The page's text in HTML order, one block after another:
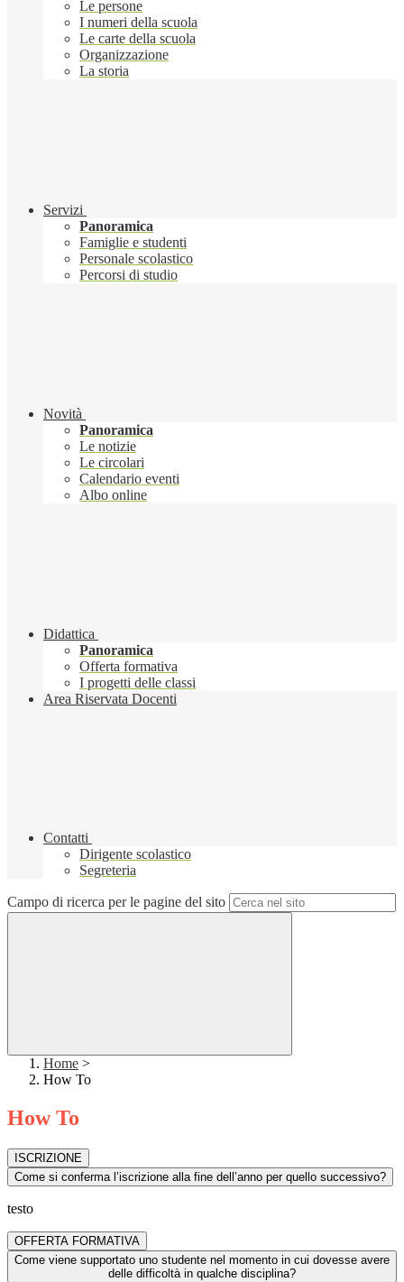
Le persone
I numeri della scuola
Le carte della scuola
Organizzazione
La storia
Servizi
Panoramica
Famiglie e studenti
Personale scolastico
Percorsi di studio
Novità
Panoramica
Le notizie
Le circolari
Calendario eventi
Albo online
Didattica
Panoramica
Offerta formativa
I progetti delle classi
Area Riservata Docenti
Contatti
Dirigente scolastico
Segreteria
Campo di ricerca per le pagine del sito
Home >
How To
How To
ISCRIZIONE
Come si conferma l’iscrizione alla fine dell’anno per quello successivo?
testo
OFFERTA FORMATIVA
Come viene supportato uno studente nel momento in cui dovesse avere
delle difficoltà in qualche disciplina?